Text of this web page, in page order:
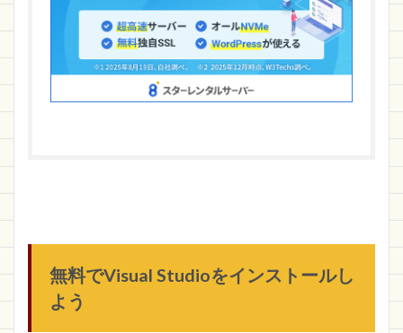
無料でVisual Studioをインストールし
よう